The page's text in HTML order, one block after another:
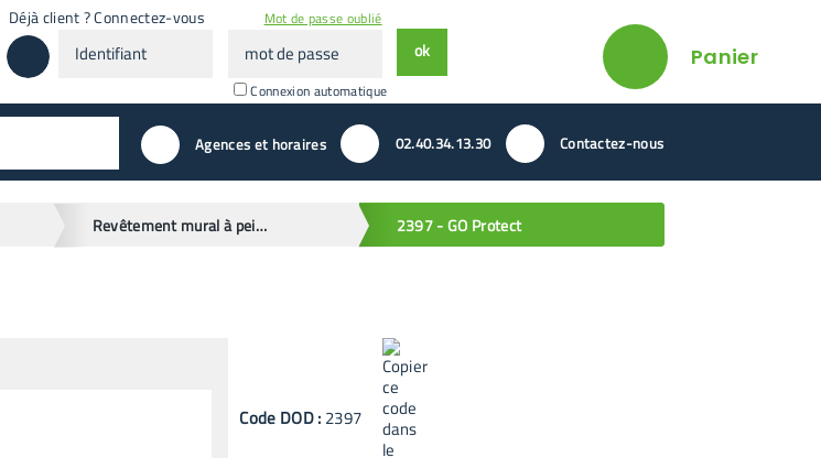
Déjà client ? Connectez-vous
passeConnexion automatique
Mot de passe oublié
ok Panier
valider Agences et horaires 02.40.34.13.30 Contactez-nous
Revêtement mural à peindre 2397 - GO Protect
Code DOD: 2397